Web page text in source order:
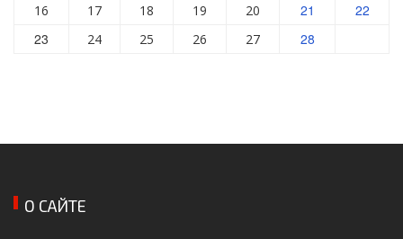
16 17 18 19 20 21
22
23
24 25 26 27 28
О САЙТЕ